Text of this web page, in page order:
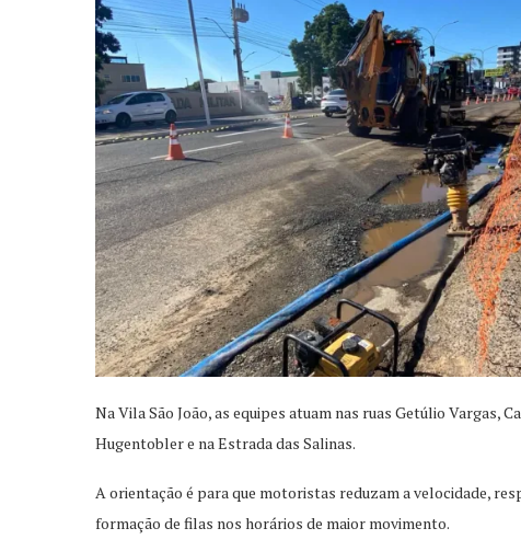
Na Vila São João, as equipes atuam nas ruas Getúlio
Hugentobler e na Estrada das Salinas.
A orientação é para que motoristas reduzam a velocidade,
formação de filas nos horários de maior movimento.